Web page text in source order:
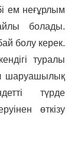
ем неғұрлым
болады.
болу керек.
туралы
шаруашылық
түрде
өткізу